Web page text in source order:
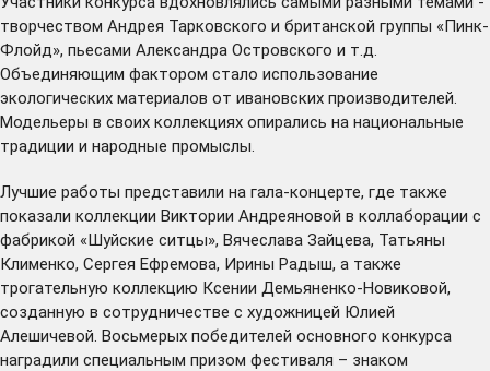
творчеством Андрея Тарковского и британской группы «Пинк-
Флойд», пьесами Александра Островского и т.д.
Объединяющим фактором стало использование
экологических материалов от ивановских производителей.
Модельеры в своих коллекциях опирались на национальные
традиции и народные промыслы.
Лучшие работы представили на гала-концерте, где также
показали коллекции Виктории Андреяновой в коллаборации с
фабрикой «Шуйские ситцы», Вячеслава Зайцева, Татьяны
Клименко, Сергея Ефремова, Ирины Радыш, а также
трогательную коллекцию Ксении Демьяненко-Новиковой,
созданную в сотрудничестве с художницей Юлией
Алешичевой. Восьмерых победителей основного конкурса
наградили специальным призом фестиваля – знаком